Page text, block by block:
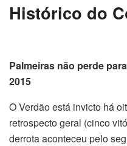
Histórico do
Palmeiras não perde
2015
O Verdão está invicto há
retrospecto geral (cinco
derrota aconteceu pelo